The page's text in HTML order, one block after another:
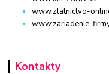
www.zlatnictvo-
www.zariadenie-
Kontakty